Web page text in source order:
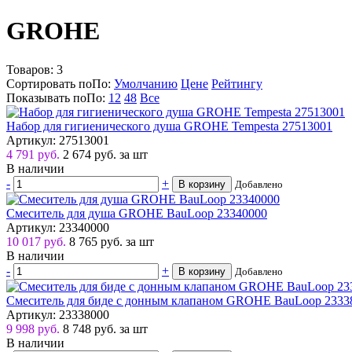
GROHE
Товаров: 3
Сортировать поПо: Умолчанию Цене Рейтингу
Показывать поПо: 12 48 Все
Набор для гигиенического душа GROHE Tempesta 27513001
Артикул: 27513001
4 791 руб. 2 674 руб. за шт
В наличии
-
+ В корзину Добавлено
Смеситель для душа GROHE BauLoop 23340000
Артикул: 23340000
10 017 руб. 8 765 руб. за шт
В наличии
-
+ В корзину Добавлено
Смеситель для биде с донным клапаном GROHE BauLoop
Артикул: 23338000
9 998 руб. 8 748 руб. за шт
В наличии